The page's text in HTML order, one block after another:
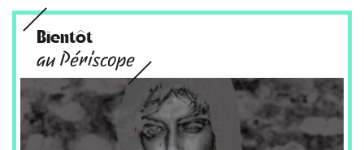
Bientôt
au Périscope